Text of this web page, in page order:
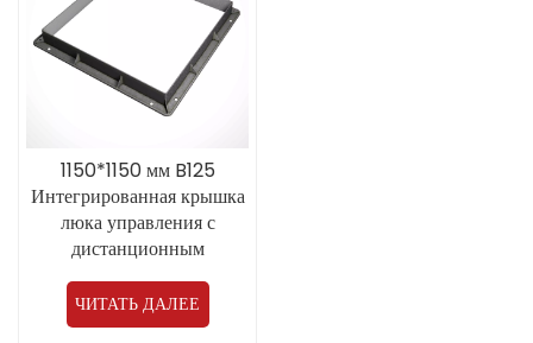
1150*1150 мм B125
Интегрированная крышка
люка управления с
дистанционным
управлением и
многофункциональным
устройством
ЧИТАТЬ ДАЛЕЕ